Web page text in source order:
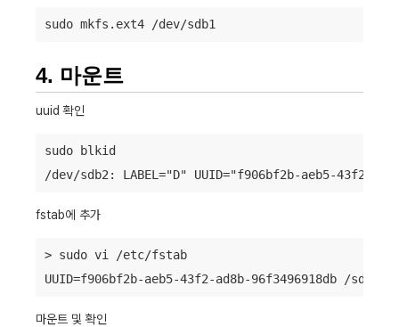
4. 마운트
uuid 확인
sudo blkid
fstab에 추가
> sudo vi /etc/fstab
마운트 및 확인